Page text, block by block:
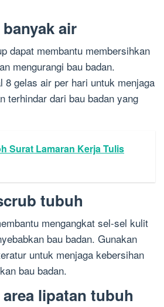
air
dapat membantu membersihkan
mengurangi bau badan.
8 gelas air per hari untuk menjaga
terhindar dari bau badan yang
Surat Lamaran Kerja Tulis
tubuh
mengangkat sel-sel kulit
bau badan. Gunakan
untuk menjaga kebersihan
bau badan.
lipatan tubuh